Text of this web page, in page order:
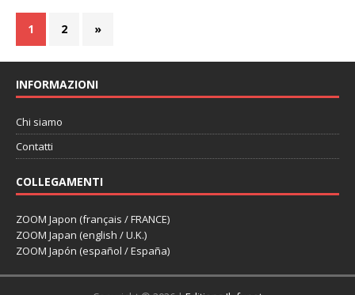
1 2 »
INFORMAZIONI
Chi siamo
Contatti
COLLEGAMENTI
ZOOM Japon (français / FRANCE)
ZOOM Japan (english / U.K.)
ZOOM Japón (español / España)